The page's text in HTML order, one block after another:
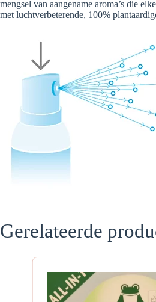
mengsel van aangename aroma’s die
met luchtverbeterende, 100%
Gerelateerde